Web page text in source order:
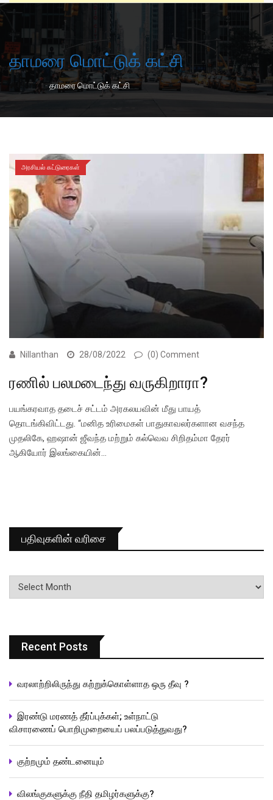
தாமரை மொட்டுக் கட்சி
Home-தாமரை மொட்டுக் கட்சி
அரசியல் கட்டுரைகள்
Nillanthan 28/08/2022 (0) Comment
ரணில் பலமடைந்து வருகிறாரா?
பயங்கரவாத தடைச் சட்டம் அரகலயவின் மீது பாயத்
தொடங்கிவிட்டது. “மனித உரிமைகள் பாதுகாவலர்களான வசந்த
முதலிகே, ஹஷான் ஜீவந்த மற்றும் கல்வெவ சிறிதம்மா தேரர்
ஆகியோர் இலங்கையின்…
பதிவுகளின் வரிசை
பதிவுகளின்
வரிசை
Recent Posts
வரலாற்றிலிருந்து கற்றுக்கொள்ளாத ஒரு தீவு ?
இரண்டு மரணத் தீர்ப்புக்கள்; உள்நாட்டு
விசாரணைப் பொறிமுறையைப் பலப்படுத்துவது?
குற்றமும் தண்டனையும்
விலங்குகளுக்கு நீதி தமிழர்களுக்கு?